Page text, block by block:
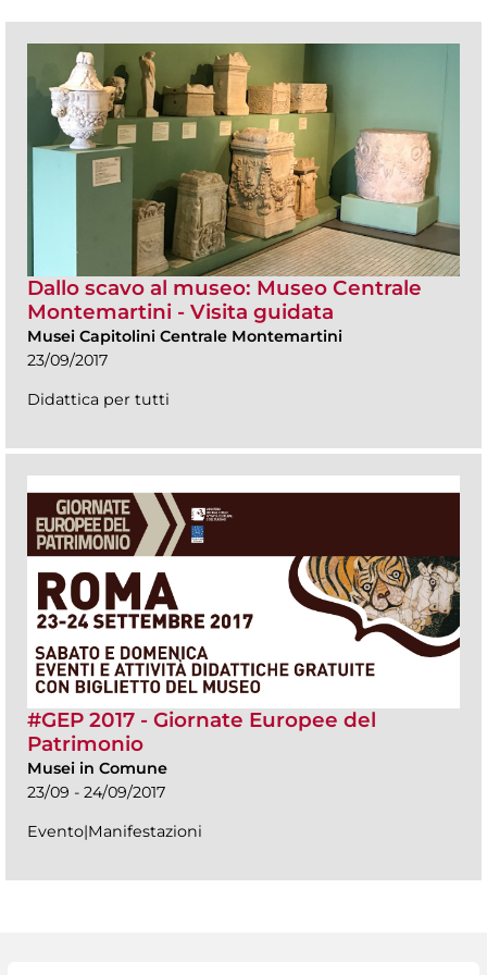
Dallo scavo al museo: Museo Centrale
Montemartini - Visita guidata
Musei Capitolini Centrale Montemartini
23/09/2017
Didattica per tutti
#GEP 2017 - Giornate Europee del
Patrimonio
Musei in Comune
23/09 - 24/09/2017
Evento|Manifestazioni